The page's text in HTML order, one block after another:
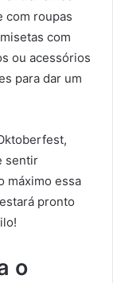
com roupas
com
ou acessórios
para dar um
sentir
máximo essa
pronto
o